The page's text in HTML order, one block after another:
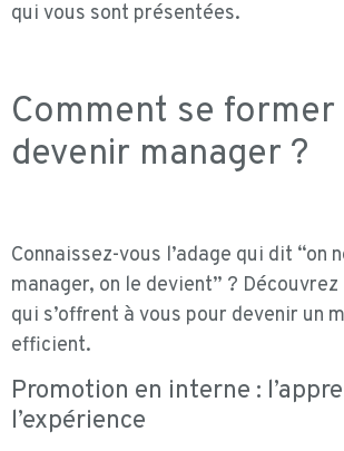
qui vous sont présentées.
Comment se
devenir manager ?
Connaissez-vous l’adage qui dit “on
manager, on le devient” ?
qui s’offrent à vous pour devenir un
efficient.
Promotion en interne :
l’expérience